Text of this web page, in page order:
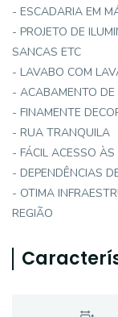
- ESCADARIA EM
- PROJETO DE
SANCAS ETC
- LAVABO COM
- ACABAMENTO DE
- FINAMENTE
- RUA TRANQUILA
- FÁCIL ACESSO
- DEPENDÊNCIAS
- OTIMA
REGIÃO